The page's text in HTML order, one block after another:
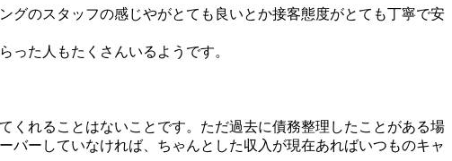
グのスタッフの感じやがとても良いとか接客態度がとても丁寧で安
った人もたくさんいるようです。
くれることはないことです。ただ過去に債務整理したことがある場
ーしていなければ、ちゃんとした収入が現在あればいつものキャ